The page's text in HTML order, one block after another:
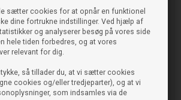
sætter cookies for at opnår en funktionel
dine fortrukne indstillinger. Ved hjælp af
og analyserer besøg på vores side
hele tiden forbedres, og at vores
relevant for dig.
så tillader du, at vi sætter cookies
cookies og/eller tredjeparter), og at vi
som indsamles via de
at du altid læser og følger vaskeanvisningen,